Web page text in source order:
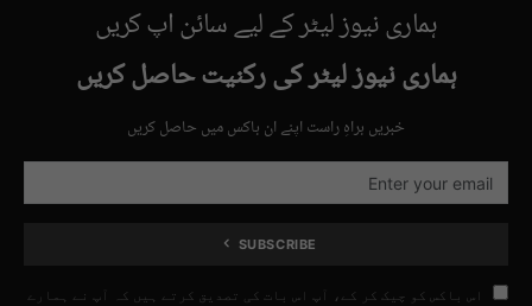
ہماری نیوز لیٹر کے لیے سائن اپ کریں
ہماری نیوز لیٹر کی رکنیت حاصل کریں
خبریں براہِ راست اپنے ان باکس میں حاصل کریں
SUBSCRIBE
اس باکس کو چیک کر کے، آپ اس بات کی تصدیق کرتے ہیں کہ آپ نے ہمارے